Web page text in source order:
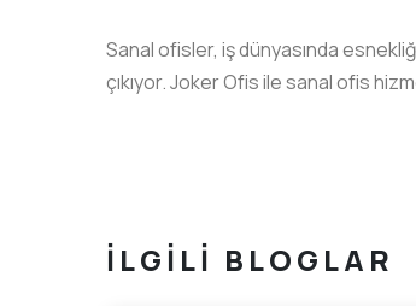
Sanal ofisler, iş dünyasında
çıkıyor. Joker Ofis ile sanal ofis
İLGILI BLOGLAR